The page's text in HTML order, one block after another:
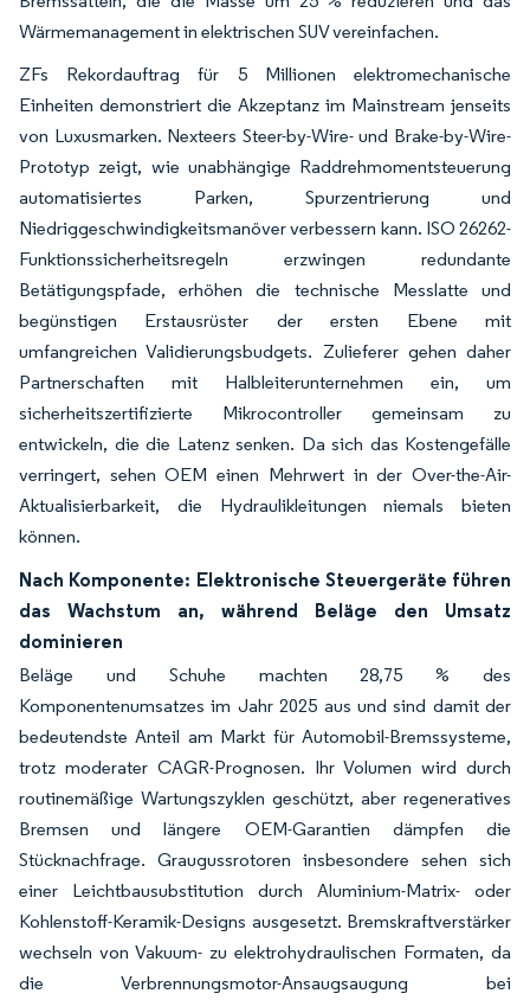
Wärmemanagement in elektrischen SUV vereinfachen.
ZFs Rekordauftrag für 5 Millionen elektromechanische
Einheiten demonstriert die Akzeptanz im Mainstream jenseits
von Luxusmarken. Nexteers Steer-by-Wire- und Brake-by-Wire-
Prototyp zeigt, wie unabhängige Raddrehmomentsteuerung
automatisiertes Parken, Spurzentrierung und
Niedriggeschwindigkeitsmanöver verbessern kann. ISO 26262-
Funktionssicherheitsregeln erzwingen redundante
Betätigungspfade, erhöhen die technische Messlatte und
begünstigen Erstausrüster der ersten Ebene mit
umfangreichen Validierungsbudgets. Zulieferer gehen daher
Partnerschaften mit Halbleiterunternehmen ein, um
sicherheitszertifizierte Mikrocontroller gemeinsam zu
entwickeln, die die Latenz senken. Da sich das Kostengefälle
verringert, sehen OEM einen Mehrwert in der Over-the-Air-
Aktualisierbarkeit, die Hydraulikleitungen niemals bieten
können.
Nach Komponente: Elektronische Steuergeräte führen
das Wachstum an, während Beläge den Umsatz
dominieren
Beläge und Schuhe machten 28,75 % des
Komponentenumsatzes im Jahr 2025 aus und sind damit der
bedeutendste Anteil am Markt für Automobil-Bremssysteme,
trotz moderater CAGR-Prognosen. Ihr Volumen wird durch
routinemäßige Wartungszyklen geschützt, aber regeneratives
Bremsen und längere OEM-Garantien dämpfen die
Stücknachfrage. Graugussrotoren insbesondere sehen sich
einer Leichtbausubstitution durch Aluminium-Matrix- oder
Kohlenstoff-Keramik-Designs ausgesetzt. Bremskraftverstärker
wechseln von Vakuum- zu elektrohydraulischen Formaten, da
die Verbrennungsmotor-Ansaugsaugung bei